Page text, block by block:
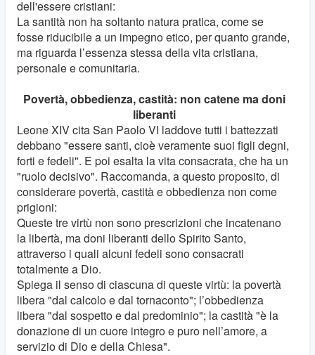
dell'essere cristiani:
La santità non ha soltanto natura pratica, come se
fosse riducibile a un impegno etico, per quanto grande,
ma riguarda l’essenza stessa della vita cristiana,
personale e comunitaria.
Povertà, obbedienza, castità: non catene ma doni
liberanti
Leone XIV cita San Paolo VI laddove tutti i battezzati
debbano "essere santi, cioè veramente suoi figli degni,
forti e fedeli". E poi esalta la vita consacrata, che ha un
"ruolo decisivo". Raccomanda, a questo proposito, di
considerare povertà, castità e obbedienza non come
prigioni:
Queste tre virtù non sono prescrizioni che incatenano
la libertà, ma doni liberanti dello Spirito Santo,
attraverso i quali alcuni fedeli sono consacrati
totalmente a Dio.
Spiega il senso di ciascuna di queste virtù: la povertà
libera "dal calcolo e dal tornaconto"; l’obbedienza
libera "dal sospetto e dal predominio"; la castità "è la
donazione di un cuore integro e puro nell’amore, a
servizio di Dio e della Chiesa".